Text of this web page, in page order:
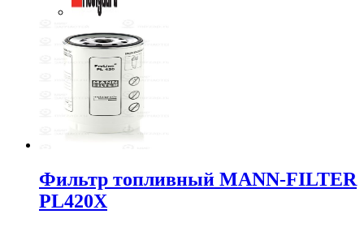
Фильтр топливный MANN-FILTER
PL420X